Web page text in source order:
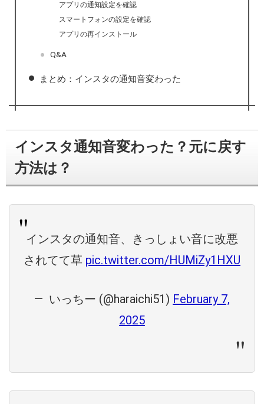
アプリの通知設定を確認
スマートフォンの設定を確認
アプリの再インストール
Q&A
まとめ：インスタの通知音変わった
インスタ通知音変わった？元に戻す
方法は？
インスタの通知音、きっしょい音に改悪
されてて草 pic.twitter.com/HUMiZy1HXU
— ︎︎︎︎︎ ︎︎︎︎いっちー (@haraichi51) February 7,
2025